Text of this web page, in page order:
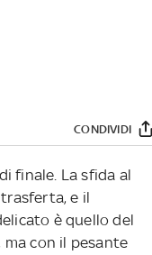
CONDIVIDI
finale. La sfida al
e il
è quello del
ma con il pesante